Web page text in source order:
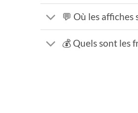
💬 Où les
💰 Quels sont les